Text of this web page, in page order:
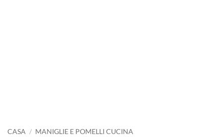
CASA / MANIGLIE E POMELLI CUCINA